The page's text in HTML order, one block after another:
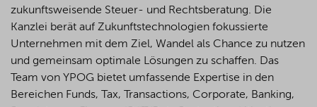
zukunftsweisende Steuer- und Rechtsberatung. Die
Kanzlei berät auf Zukunftstechnologien fokussierte
Unternehmen mit dem Ziel, Wandel als Chance zu nutzen
und gemeinsam optimale Lösungen zu schaffen. Das
Team von YPOG bietet umfassende Expertise in den
Bereichen Funds, Tax, Transactions, Corporate, Banking,